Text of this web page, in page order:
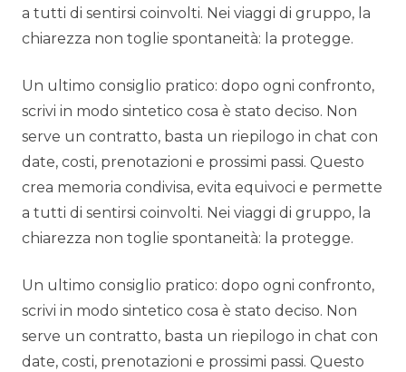
a tutti di sentirsi coinvolti. Nei viaggi di gruppo, la
chiarezza non toglie spontaneità: la protegge.
Un ultimo consiglio pratico: dopo ogni confronto,
scrivi in modo sintetico cosa è stato deciso. Non
serve un contratto, basta un riepilogo in chat con
date, costi, prenotazioni e prossimi passi. Questo
crea memoria condivisa, evita equivoci e permette
a tutti di sentirsi coinvolti. Nei viaggi di gruppo, la
chiarezza non toglie spontaneità: la protegge.
Un ultimo consiglio pratico: dopo ogni confronto,
scrivi in modo sintetico cosa è stato deciso. Non
serve un contratto, basta un riepilogo in chat con
date, costi, prenotazioni e prossimi passi. Questo